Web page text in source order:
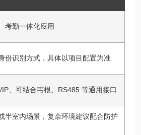
考勤一体化应用
份识别方式，具体以项目配置为准
、可结合韦根、RS485 等通用接口
半室内场景，复杂环境建议配合防护